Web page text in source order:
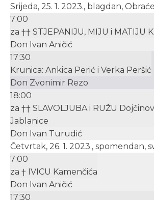
Srijeda, 25. 1. 2023., blagdan,
7:00
za †† STJEPANIJU, MIJU i MATIJU
Don Ivan Aničić
17:30
Krunica: Ankica Perić i Verka Peršić
Don Zvonimir Rezo
18:00
za †† SLAVOLJUBA i RUŽU
Jablanice
Don Ivan Turudić
Četvrtak, 26. 1. 2023., spomendan,
7:00
za † IVICU Kamenčića
Don Ivan Aničić
17:30